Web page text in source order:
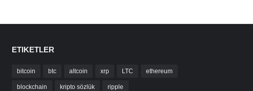
ETIKETLER
bitcoin btc altcoin xrp LTC ethereum
blockchain kripto sözlük ripple